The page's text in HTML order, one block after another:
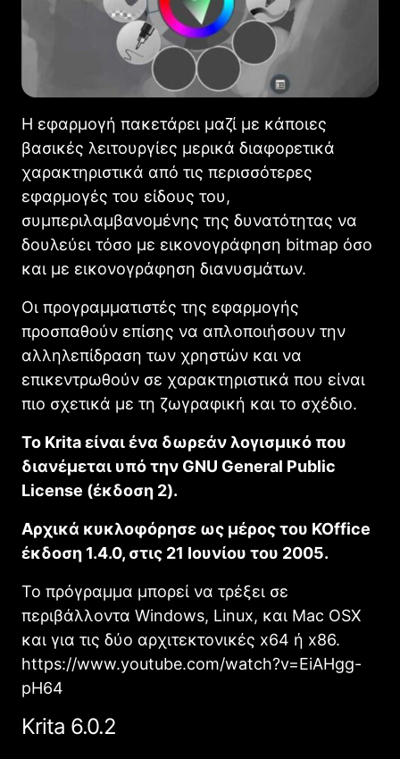
Η εφαρμογή πακετάρει μαζί με κάποιες
βασικές λειτουργίες μερικά διαφορετικά
χαρακτηριστικά από τις περισσότερες
εφαρμογές του είδους του,
συμπεριλαμβανομένης της δυνατότητας να
δουλεύει τόσο με εικονογράφηση bitmap όσο
και με εικονογράφηση διανυσμάτων.
Οι προγραμματιστές της εφαρμογής
προσπαθούν επίσης να απλοποιήσουν την
αλληλεπίδραση των χρηστών και να
επικεντρωθούν σε χαρακτηριστικά που είναι
πιο σχετικά με τη ζωγραφική και το σχέδιο.
Το Κrita είναι ένα δωρεάν λογισμικό που
διανέμεται υπό την GNU General Public
License (έκδοση 2).
Αρχικά κυκλοφόρησε ως μέρος του KOffice
έκδοση 1.4.0, στις 21 Ιουνίου του 2005.
Το πρόγραμμα μπορεί να τρέξει σε
περιβάλλοντα Windows, Linux, και Mac OSX
και για τις δύο αρχιτεκτονικές x64 ή x86.
https://www.youtube.com/watch?v=EiAHgg-
pH64
Krita 6.0.2